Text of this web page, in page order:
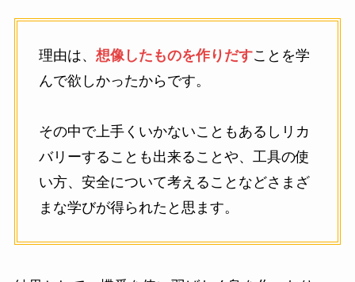
理由は、 想像したものを作りだすことを学
んで欲しかったからです。
その中で上手くいかないこともあるしリカ
バリーすることも出来ることや、工具の使
い方、安全について考えることなどさまざ
まな学びが得られたと思ます。